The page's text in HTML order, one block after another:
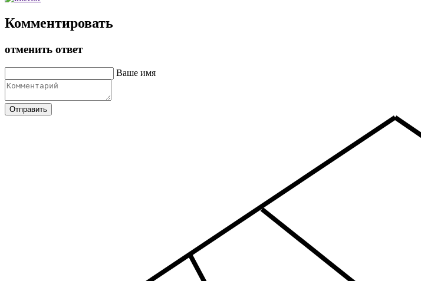
Комментировать
отменить ответ
Ваше имя